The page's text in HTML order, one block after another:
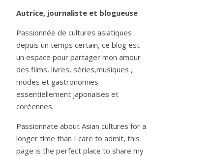
Autrice, journaliste et blogueuse
Passionnée de cultures asiatiques
depuis un temps certain, ce blog est
un espace pour partager mon amour
des films, livres, séries,musiques ,
modes et gastronomies
essentiellement japonaises et
coréennes.
Passionnate about Asian cultures for a
longer time than I care to admit, this
page is the perfect place to share my